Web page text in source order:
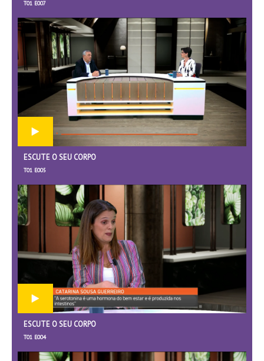
T01 E007
ESCUTE O SEU CORPO
T01 E005
ESCUTE O SEU CORPO
T01 E004